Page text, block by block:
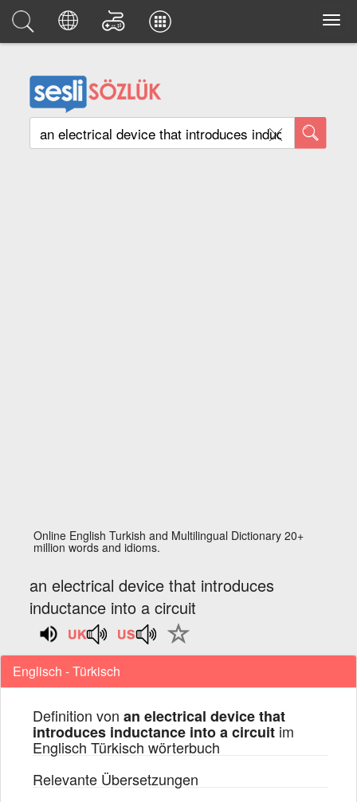
Online English Turkish and Multilingual Dictionary 20+
million words and idioms.
an electrical device that introduces
inductance into a circuit
Englisch - Türkisch
Definition von an electrical device that
introduces inductance into a circuit im
Englisch Türkisch wörterbuch
Relevante Übersetzungen